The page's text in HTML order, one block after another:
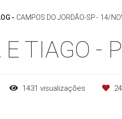
CAMPOS DO JORDÃO-SP 14/
TIAGO -
1431 visualizações 24